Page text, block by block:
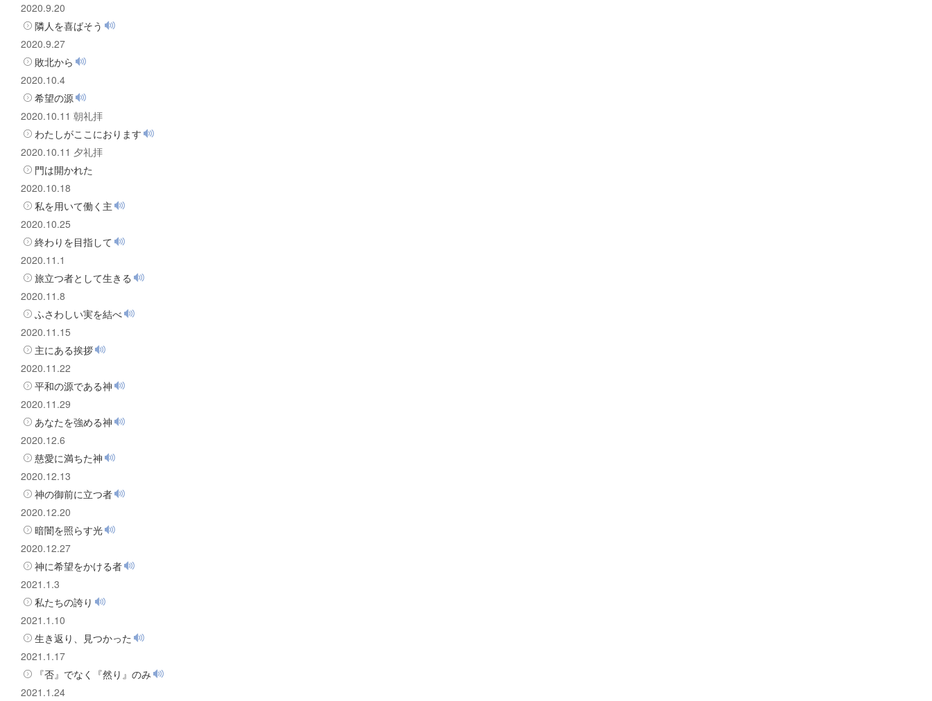
2020.9.20
隣人を喜ばそう
2020.9.27
敗北から
2020.10.4
希望の源
2020.10.11 朝礼拝
わたしがここにおります
2020.10.11 夕礼拝
門は開かれた
2020.10.18
私を用いて働く主
2020.10.25
終わりを目指して
2020.11.1
旅立つ者として生きる
2020.11.8
ふさわしい実を結べ
2020.11.15
主にある挨拶
2020.11.22
平和の源である神
2020.11.29
あなたを強める神
2020.12.6
慈愛に満ちた神
2020.12.13
神の御前に立つ者
2020.12.20
暗闇を照らす光
2020.12.27
神に希望をかける者
2021.1.3
私たちの誇り
2021.1.10
生き返り、見つかった
2021.1.17
『否』でなく『然り』のみ
2021.1.24